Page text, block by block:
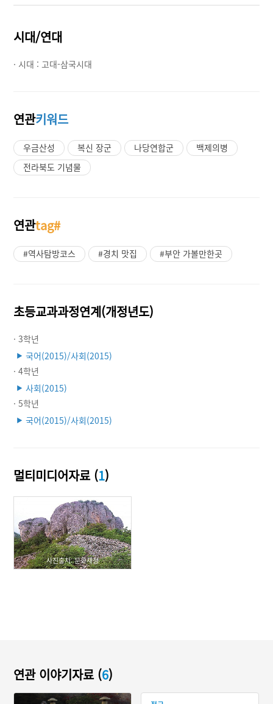
시대/연대
· 시대 :고대-삼국시대
연관키워드
우금산성 복신 장군 나당연합군
백제의병
전라북도 기념물
연관tag#
#역사탐방코스 #경치 맛집 #부안 가볼만한곳
초등교과과정연계(개정년도)
· 3학년
▶ 국어(2015)/사회(2015)
· 4학년
▶ 사회(2015)
· 5학년
▶ 국어(2015)/사회(2015)
멀티미디어자료 (1)
사진출처: 문화재청
연관 이야기자료 (6)